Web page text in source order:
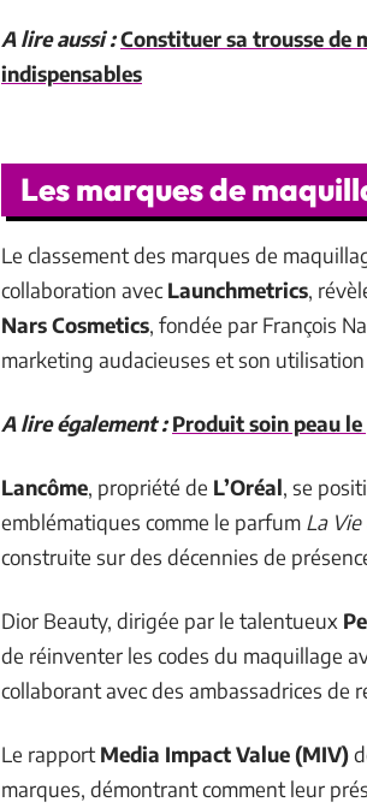
A lire aussi :Constituer sa trousse de
indispensables
Les marques de
Le classement des marques de
collaboration avecLaunchmetrics,
Nars Cosmetics, fondée par François
marketing audacieuses et son
A lire également : Produit soin peau
Lancôme, propriété de L’Oréal, se
emblématiques comme le parfum La
construite sur des décennies de
Dior Beauty, dirigée par le talentueux
de réinventer les codes du maquillage
collaborant avec des ambassadrices de
Le rapport Media Impact Value (MIV)
marques, démontrant comment leur